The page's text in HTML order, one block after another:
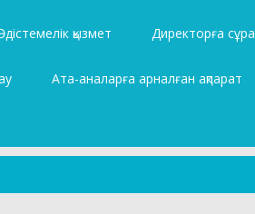
қызмет Директорға сұрақ
Ата-аналарға арналған ақпарат